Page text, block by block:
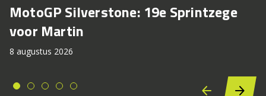
MotoGP Silverstone: 19e Sprintzege
voor Martin
8 augustus 2026